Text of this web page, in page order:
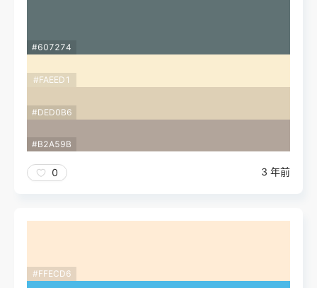
#607274
#FAEED1
#DED0B6
#B2A59B
0 3 年前
#FFECD6